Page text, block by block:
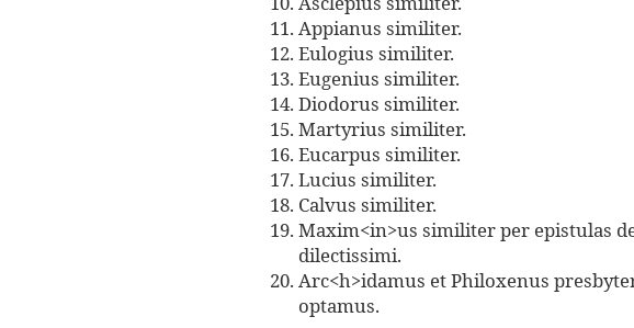
Appianus similiter.
Eulogius similiter.
Eugenius similiter.
Diodorus similiter.
Martyrius similiter.
Eucarpus similiter.
Lucius similiter.
Calvus similiter.
Maxim<in>us similiter per epistulas
dilectissimi.
Arc<h>idamus et Philoxenus
optamus.